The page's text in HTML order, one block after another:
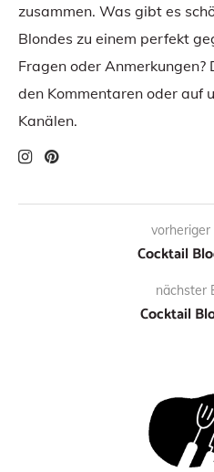
zusammen. Was gibt es
Blondes zu einem perfekt
Fragen oder
den Kommentaren oder auf
Kanälen.
Cocktail
nächster
Cocktail